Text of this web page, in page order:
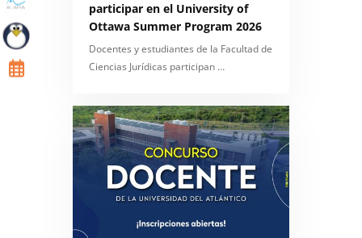
participar en el University of
Ottawa Summer Program 2026
Docentes y estudiantes de la Facultad de
Ciencias Jurídicas participan …